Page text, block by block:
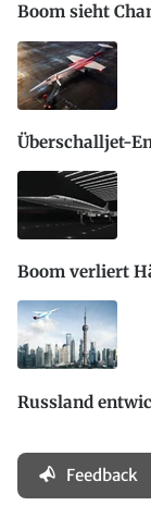
Boom sieht
Überschalljet-
Boom verliert
Russland
Feedback